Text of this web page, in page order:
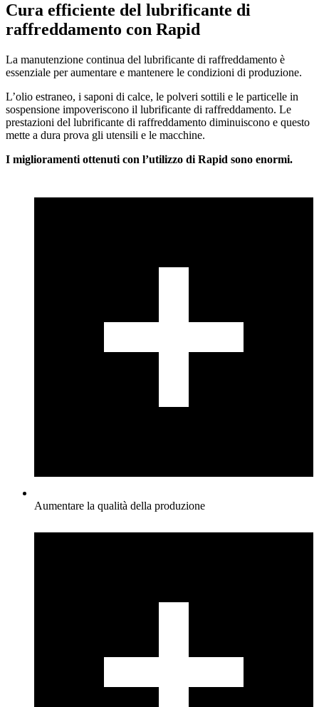
Cura efficiente del lubrificante di
raffreddamento con Rapid
La manutenzione continua del lubrificante di raffreddamento è
essenziale per aumentare e mantenere le condizioni di produzione.
L’olio estraneo, i saponi di calce, le polveri sottili e le particelle in
sospensione impoveriscono il lubrificante di raffreddamento. Le
prestazioni del lubrificante di raffreddamento diminuiscono e questo
mette a dura prova gli utensili e le macchine.
I miglioramenti ottenuti con l’utilizzo di Rapid sono enormi.
Aumentare la qualità della produzione